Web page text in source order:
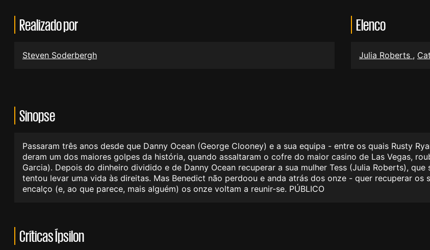
Realizado por
Steven Soderbergh
Elenco
Julia Roberts ,
Sinopse
Passaram três anos desde que Danny Ocean (George Clooney) e a sua equipa - entre os quais Rusty
deram um dos maiores golpes da história, quando assaltaram o cofre do maior casino de Las Vegas,
Garcia). Depois do dinheiro dividido e de Danny Ocean recuperar a sua mulher Tess (Julia Roberts),
tentou levar uma vida às direitas. Mas Benedict não perdoou e anda atrás dos onze - quer recuperar os
encalço (e, ao que parece, mais alguém) os onze voltam a reunir-se. PÚBLICO
Críticas Ípsilon